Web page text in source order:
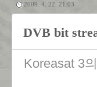
2009. 4. 22. 21:03
DVB bit
Koreasat 3